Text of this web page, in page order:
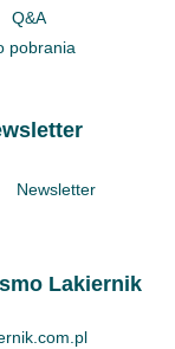
Q&A
pobrania
Newsletter
Lakiernik